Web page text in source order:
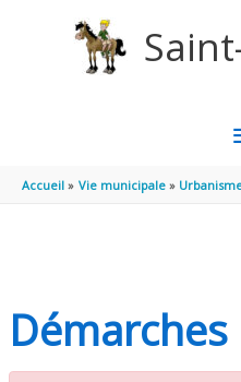
Accueil Vie municipale
Démarches